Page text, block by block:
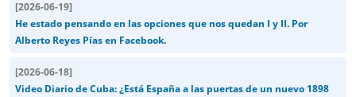
[2026-06-19]
He estado pensando en las opciones que nos quedan I y II. Por
Alberto Reyes Pías en Facebook.
[2026-06-18]
Video Diario de Cuba: ¿Está España a las puertas de un nuevo 1898